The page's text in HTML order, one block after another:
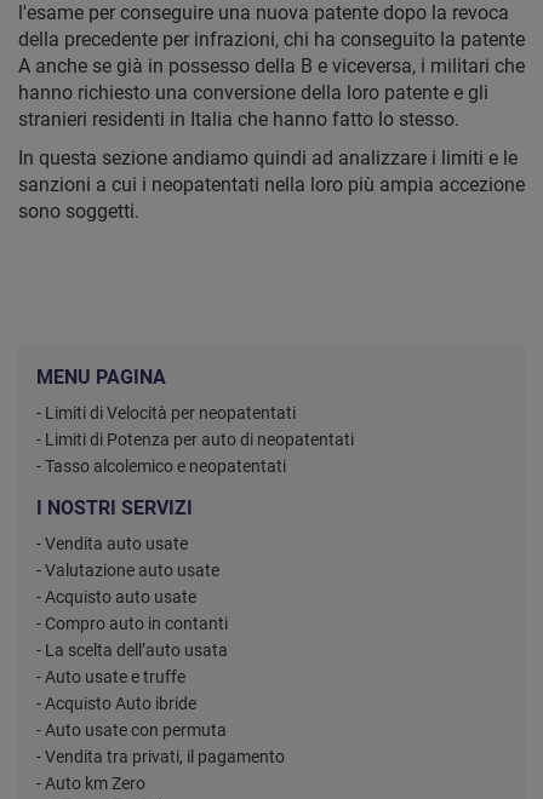
l'esame per conseguire una nuova patente dopo la revoca
della precedente per infrazioni, chi ha conseguito la patente
A anche se già in possesso della B e viceversa, i militari che
hanno richiesto una conversione della loro patente e gli
stranieri residenti in Italia che hanno fatto lo stesso.
In questa sezione andiamo quindi ad analizzare i limiti e le
sanzioni a cui i neopatentati nella loro più ampia accezione
sono soggetti.
MENU PAGINA
- Limiti di Velocità per neopatentati
- Limiti di Potenza per auto di neopatentati
- Tasso alcolemico e neopatentati
I NOSTRI SERVIZI
- Vendita auto usate
- Valutazione auto usate
- Acquisto auto usate
- Compro auto in contanti
- La scelta dell’auto usata
- Auto usate e truffe
- Acquisto Auto ibride
- Auto usate con permuta
- Vendita tra privati, il pagamento
- Auto km Zero